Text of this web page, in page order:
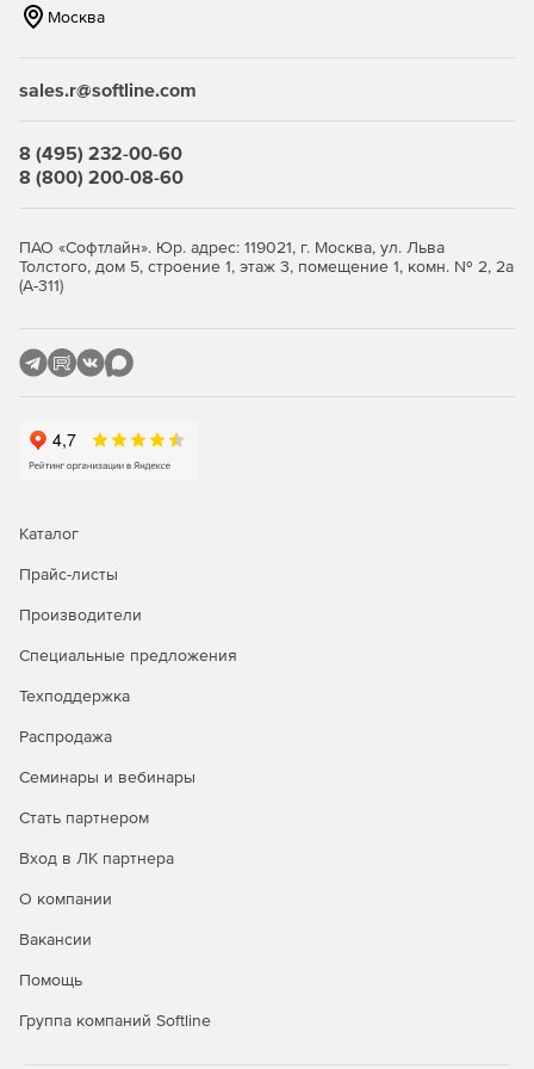
Совместный Интернет-браузер.
аудитории.
Мониторинг и контроль
Контроль мгновенных сообщений (обзор активности
Контроль клавиатуры обеспечивает понимание
активности студентов.
ресурсов.
Москва
sales.r@softline.com
8 (495) 232-00-60
8 (800) 200-08-60
ПАО «Софтлайн». Юр. адрес: 119021, г. Москва, ул. Льва
Толстого, дом 5, строение 1, этаж 3, помещение 1, комн. № 2, 2а
(А-311)
Каталог
Прайс-листы
Производители
Специальные предложения
Техподдержка
Распродажа
Семинары и вебинары
Стать партнером
Вход в ЛК партнера
О компании
Вакансии
Помощь
Группа компаний Softline